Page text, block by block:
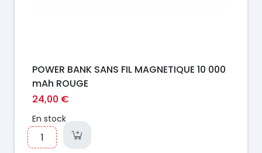
POWER BANK SANS FIL MAGNETIQUE 10 000
mAh ROUGE
24,00 €
En stock